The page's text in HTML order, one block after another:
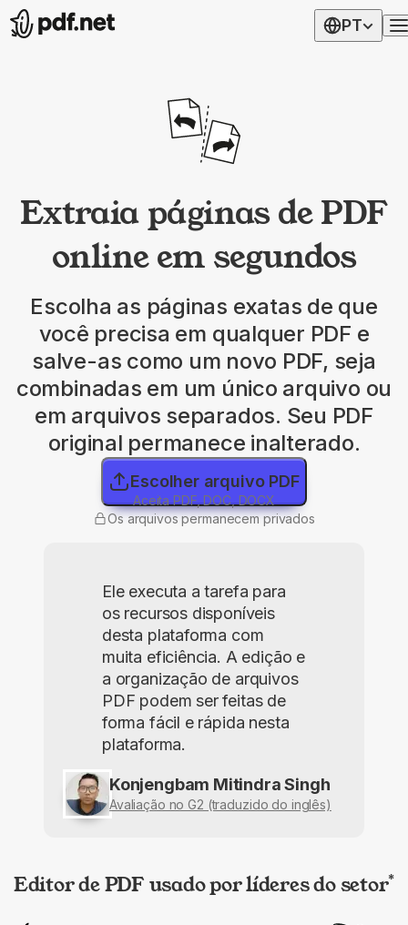
PT
Extraia páginas de PDF
online em segundos
Escolha as páginas exatas de que
você precisa em qualquer PDF e
salve-as como um novo PDF, seja
combinadas em um único arquivo ou
em arquivos separados. Seu PDF
original permanece inalterado.
Escolher arquivo PDF
Aceita PDF, DOC, DOCX
Os arquivos permanecem privados
Ele executa a tarefa para
os recursos disponíveis
desta plataforma com
muita eficiência. A edição e
a organização de arquivos
PDF podem ser feitas de
forma fácil e rápida nesta
plataforma.
Konjengbam Mitindra Singh
Avaliação no G2 (traduzido do inglês)
Editor de PDF usado por líderes do setor*